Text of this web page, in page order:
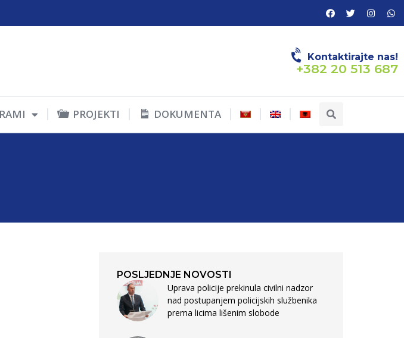
Kontaktirajte nas!
+382 20 513 687
PROJEKTI DOKUMENTA
POSLJEDNJE NOVOSTI
Uprava policije prekinula civilni nadzor
nad postupanjem policijskih službenika
prema licima lišenim slobode